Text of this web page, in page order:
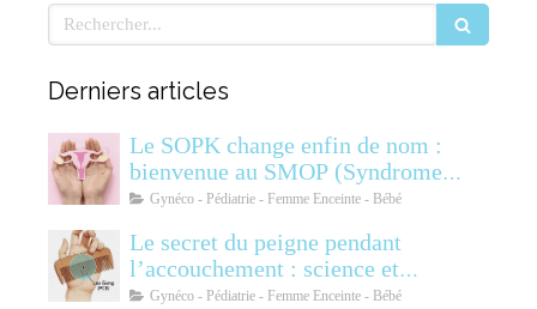
Rechercher
Derniers articles
Le SOPK change enfin de nom :
bienvenue au SMOP (Syndrome
Métabolique Ovarien
Gynéco - Pédiatrie - Femme Enceinte - Bébé
Le secret du peigne pendant
l’accouchement : science et
soulagement
Gynéco - Pédiatrie - Femme Enceinte - Bébé